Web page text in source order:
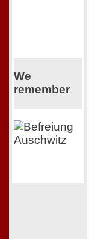
We
remember